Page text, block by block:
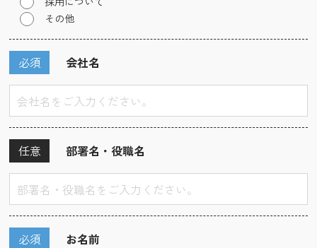
その他
会社名
必須
部署名・役職名
任意
お名前
必須